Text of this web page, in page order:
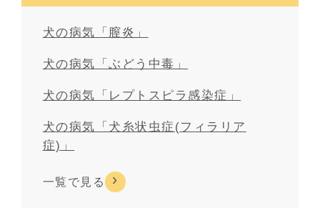
犬の病気「膣炎」
犬の病気「ぶどう中毒」
犬の病気「レプトスピラ感染症」
犬の病気「犬糸状虫症(フィラリア
症)」
一覧で見る